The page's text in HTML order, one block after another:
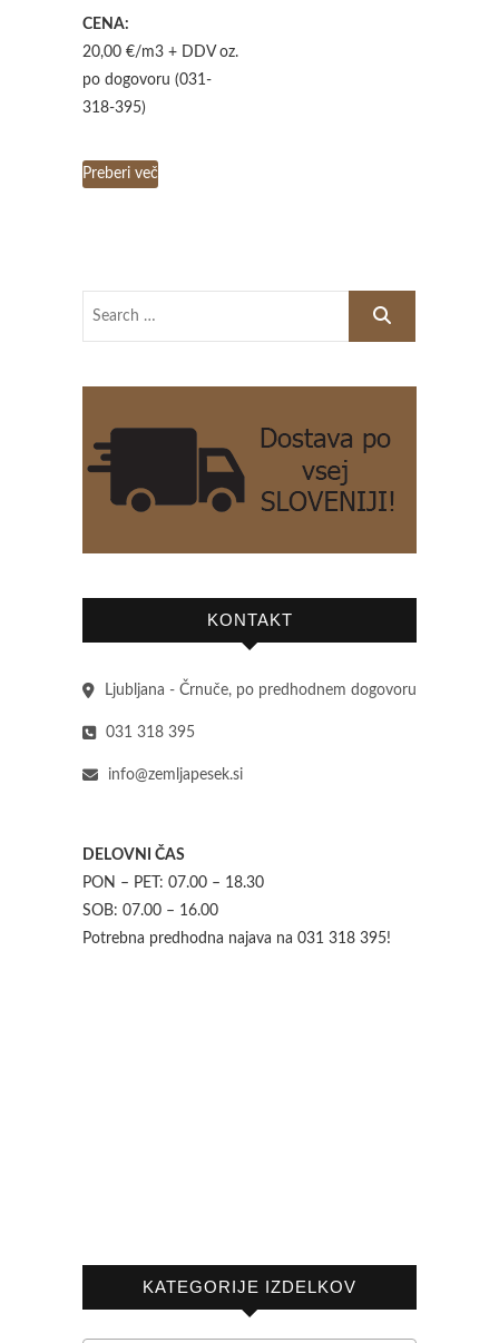
CENA:
20,00 €/m3 + DDV oz.
po dogovoru (031-
318-395)
Preberi več
KONTAKT
Ljubljana - Črnuče, po predhodnem dogovoru
031 318 395
info@zemljapesek.si
DELOVNI ČAS
PON – PET: 07.00 – 18.30
SOB: 07.00 – 16.00
Potrebna predhodna najava na 031 318 395!
KATEGORIJE IZDELKOV